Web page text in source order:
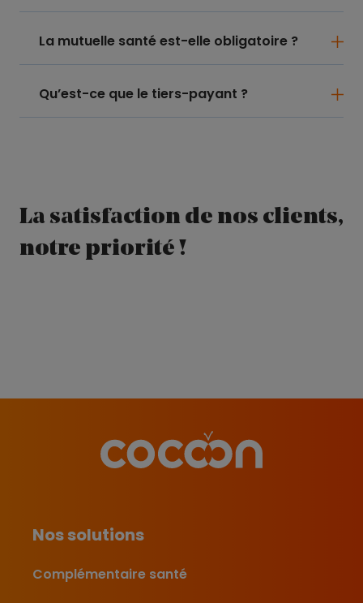
La mutuelle santé est-elle obligatoire ?
Qu’est-ce que le tiers-payant ?
La satisfaction de nos clients,
notre priorité !
Nos solutions
Complémentaire santé